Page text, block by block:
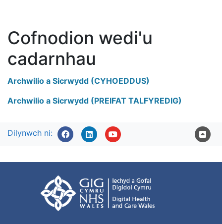
Cofnodion wedi'u
cadarnhau
Archwilio a Sicrwydd (CYHOEDDUS)
Archwilio a Sicrwydd (PREIFAT TALFYREDIG)
Dilynwch ni: